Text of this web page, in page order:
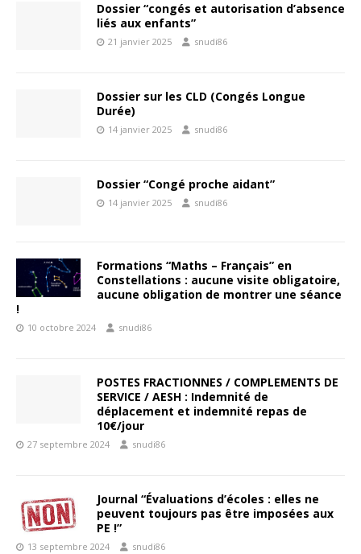
Dossier “congés et autorisation d’absence
liés aux enfants”
21 janvier 2025 snudi86
Dossier sur les CLD (Congés Longue
Durée)
14 janvier 2025 snudi86
Dossier “Congé proche aidant”
14 janvier 2025 snudi86
Formations “Maths – Français” en
Constellations : aucune visite obligatoire,
aucune obligation de montrer une séance
!
10 octobre 2024 snudi86
POSTES FRACTIONNES / COMPLEMENTS DE
SERVICE / AESH : Indemnité de
déplacement et indemnité repas de
10€/jour
27 septembre 2024 snudi86
Journal “Évaluations d’écoles : elles ne
peuvent toujours pas être imposées aux
PE !”
13 septembre 2024 snudi86